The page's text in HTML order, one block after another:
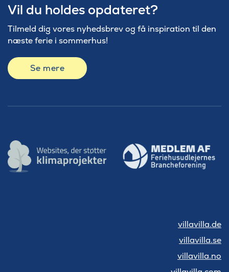
Vil du holdes opdateret?
Tilmeld dig vores nyhedsbrev og få inspiration til den
næste ferie i sommerhus!
Se mere
villavilla.de
villavilla.se
villavilla.no